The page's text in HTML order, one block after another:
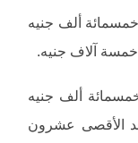
خمسمائة ألف جنيه
خمسة آلاف جنيه.
ألف جنيه
الأقصى عشرون